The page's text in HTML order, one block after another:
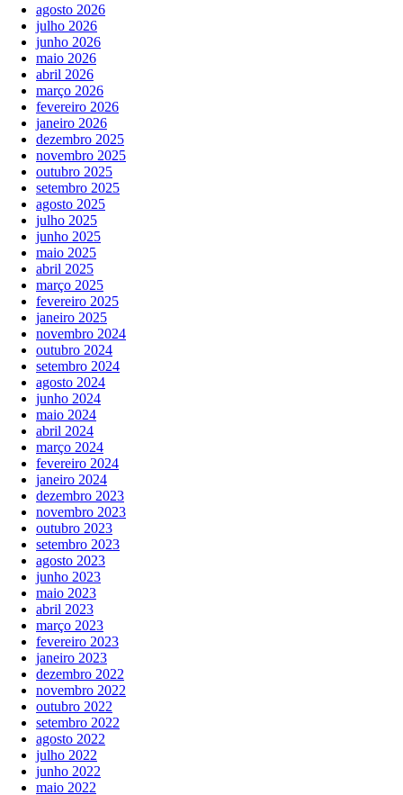
agosto 2026
julho 2026
junho 2026
maio 2026
abril 2026
março 2026
fevereiro 2026
janeiro 2026
dezembro 2025
novembro 2025
outubro 2025
setembro 2025
agosto 2025
julho 2025
junho 2025
maio 2025
abril 2025
março 2025
fevereiro 2025
janeiro 2025
novembro 2024
outubro 2024
setembro 2024
agosto 2024
junho 2024
maio 2024
abril 2024
março 2024
fevereiro 2024
janeiro 2024
dezembro 2023
novembro 2023
outubro 2023
setembro 2023
agosto 2023
junho 2023
maio 2023
abril 2023
março 2023
fevereiro 2023
janeiro 2023
dezembro 2022
novembro 2022
outubro 2022
setembro 2022
agosto 2022
julho 2022
junho 2022
maio 2022